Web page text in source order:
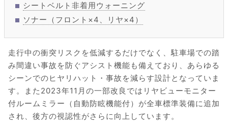
シートベルト非着用ウォーニング
ソナー（フロント×4、リヤ×4）
走行中の衝突リスクを低減するだけでなく、駐車場での踏
み間違い事故を防ぐアシスト機能も備えており、あらゆる
シーンでのヒヤリハット・事故を減らす設計となっていま
す。また2023年11月の一部改良ではリヤビューモニター
付ルームミラー（自動防眩機能付）が全車標準装備に追加
され、後方の視認性がさらに向上しています。